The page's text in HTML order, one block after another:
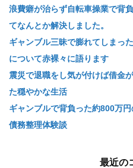
浪費癖が治らず自転車操業で背
てなんとか解決しました。
ギャンブル三昧で膨れてしまっ
について赤裸々に語ります
震災で退職をし気が付けば借金
た穏やかな生活
ギャンブルで背負った約800万
債務整理体験談
最近の